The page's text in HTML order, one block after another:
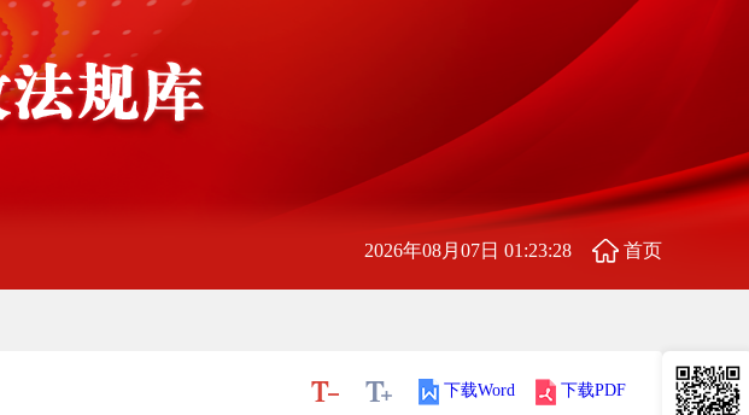
2026年08月07日 01:23:29 首页
下载Word 下载PDF